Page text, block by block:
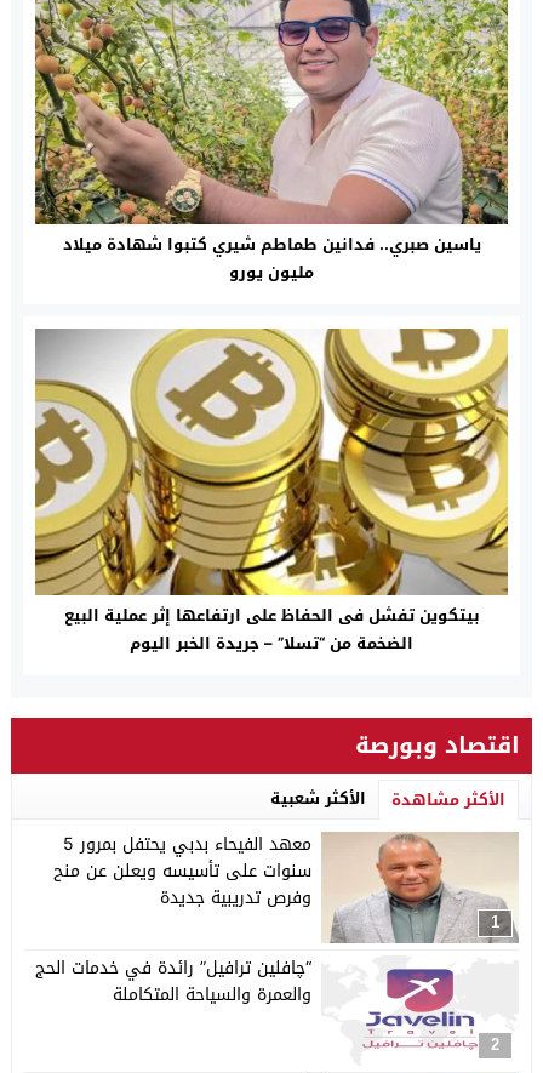
ياسين صبري.. فدانين طماطم شيري كتبوا شهادة ميلاد
مليون يورو
بيتكوين تفشل فى الحفاظ على ارتفاعها إثر عملية البيع
الضخمة من “تسلا” – جريدة الخبر اليوم
اقتصاد وبورصة
الأكثر مشاهدة الأكثر شعبية
1
معهد الفيحاء بدبي يحتفل بمرور 5
سنوات على تأسيسه ويعلن عن منح
وفرص تدريبية جديدة
2
“چافلين ترافيل” رائدة في خدمات الحج
والعمرة والسياحة المتكاملة